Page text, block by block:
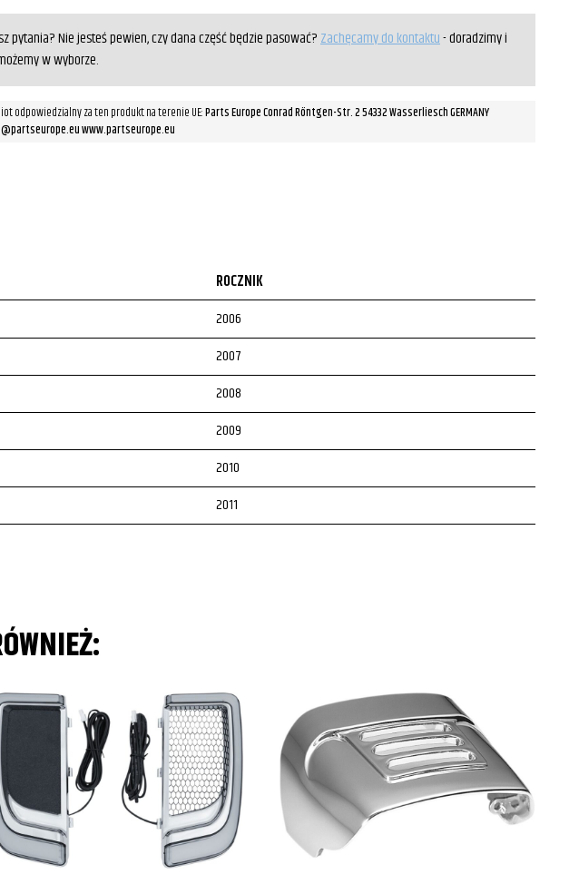
pytania? Nie jesteś pewien, czy dana część będzie pasować?Zachęcamy do kontaktu- doradzimy i
w wyborze.
odpowiedzialny za ten produkt na terenie UE:Parts Europe Conrad Röntgen-Str. 2 54332 Wasserliesch GERMANY
www.partseurope.eu
ROCZNIK
2006
2007
2008
2009
2010
2011
2016
2017
2018